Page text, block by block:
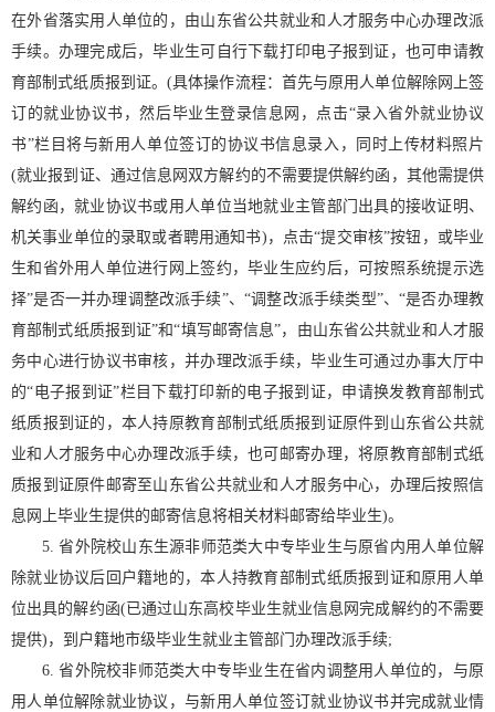
在外省落实用人单位的，由山东省公共就业和人才服务中心办理改派
手续。办理完成后，毕业生可自行下载打印电子报到证，也可申请教
育部制式纸质报到证。(具体操作流程：首先与原用人单位解除网上签
订的就业协议书，然后毕业生登录信息网，点击“录入省外就业协议
书”栏目将与新用人单位签订的协议书信息录入，同时上传材料照片
(就业报到证、通过信息网双方解约的不需要提供解约函，其他需提供
解约函，就业协议书或用人单位当地就业主管部门出具的接收证明、
机关事业单位的录取或者聘用通知书)，点击“提交审核”按钮，或毕业
生和省外用人单位进行网上签约，毕业生应约后，可按照系统提示选
择”是否一并办理调整改派手续”、“调整改派手续类型”、“是否办理教
育部制式纸质报到证”和“填写邮寄信息”，由山东省公共就业和人才服
务中心进行协议书审核，并办理改派手续，毕业生可通过办事大厅中
的“电子报到证”栏目下载打印新的电子报到证，申请换发教育部制式
纸质报到证的，本人持原教育部制式纸质报到证原件到山东省公共就
业和人才服务中心办理改派手续，也可邮寄办理，将原教育部制式纸
质报到证原件邮寄至山东省公共就业和人才服务中心，办理后按照信
息网上毕业生提供的邮寄信息将相关材料邮寄给毕业生)。
5. 省外院校山东生源非师范类大中专毕业生与原省内用人单位解
除就业协议后回户籍地的，本人持教育部制式纸质报到证和原用人单
位出具的解约函(已通过山东高校毕业生就业信息网完成解约的不需要
提供)，到户籍地市级毕业生就业主管部门办理改派手续;
6. 省外院校非师范类大中专毕业生在省内调整用人单位的，与原
用人单位解除就业协议，与新用人单位签订就业协议书并完成就业情